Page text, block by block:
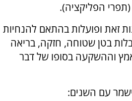
הפליקציה).
זאת ופועלות בהתאם להנחיות
בטן שטוחה, חזקה, בריאה
וההשקעה בסופו של דבר
עם השנים: